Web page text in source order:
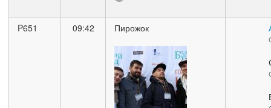
P651 09:42 Пирожок